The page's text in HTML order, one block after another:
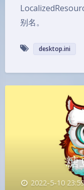
别名。
desktop.ini
糖
2022-5-10 23:59